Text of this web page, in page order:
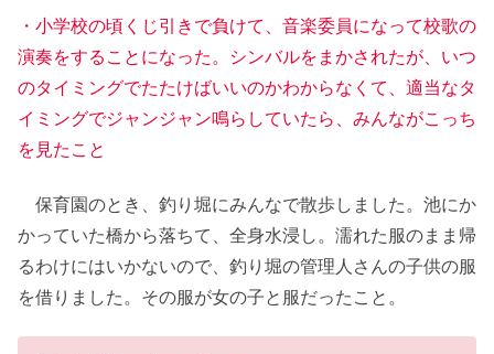
・小学校の頃くじ引きで負けて、音楽委員になって校歌の
演奏をすることになった。シンバルをまかされたが、いつ
のタイミングでたたけばいいのかわからなくて、適当なタ
イミングでジャンジャン鳴らしていたら、みんながこっち
を見たこと
保育園のとき、釣り堀にみんなで散歩しました。池にか
かっていた橋から落ちて、全身水浸し。濡れた服のまま帰
るわけにはいかないので、釣り堀の管理人さんの子供の服
を借りました。その服が女の子と服だったこと。